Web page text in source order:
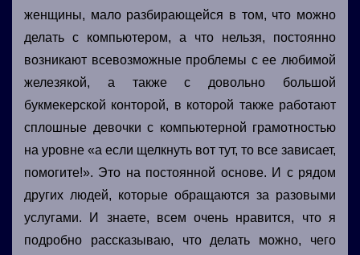
женщины, мало разбирающейся в том, что можно
делать с компьютером, а что нельзя, постоянно
возникают всевозможные проблемы с ее любимой
железякой, а также с довольно большой
букмекерской конторой, в которой также работают
сплошные девочки с компьютерной грамотностью
на уровне «а если щелкнуть вот тут, то все зависает,
помогите!». Это на постоянной основе. И с рядом
других людей, которые обращаются за разовыми
услугами. И знаете, всем очень нравится, что я
подробно рассказываю, что делать можно, чего